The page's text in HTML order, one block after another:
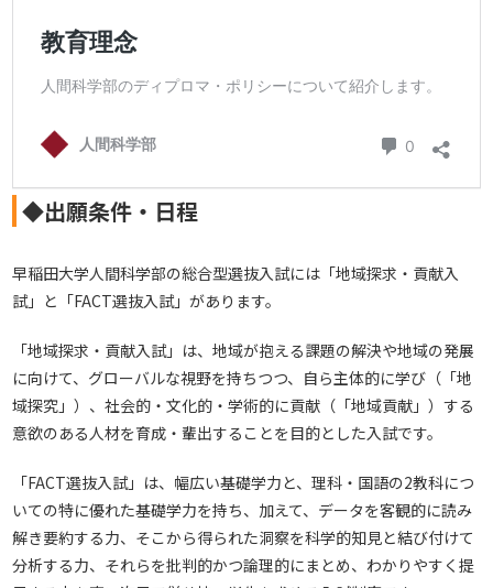
◆出願条件・日程
早稲田大学人間科学部の総合型選抜入試には「地域探求・貢献入
試」と「FACT選抜入試」があります。
「地域探求・貢献入試」は、地域が抱える課題の解決や地域の発展
に向けて、グローバルな視野を持ちつつ、自ら主体的に学び（「地
域探究」）、社会的・文化的・学術的に貢献（「地域貢献」）する
意欲のある人材を育成・輩出することを目的とした入試です。
「FACT選抜入試」は、幅広い基礎学力と、理科・国語の2教科につ
いての特に優れた基礎学力を持ち、加えて、データを客観的に読み
解き要約する力、そこから得られた洞察を科学的知見と結び付けて
分析する力、それらを批判的かつ論理的にまとめ、わかりやすく提